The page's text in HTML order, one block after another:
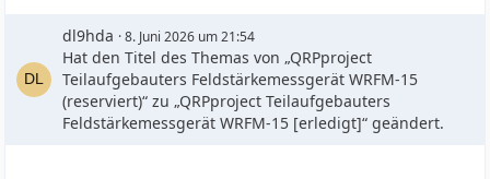
dl9hda 8. Juni 2026 um 21:54
Hat den Titel des Themas von „QRPproject
Teilaufgebauters Feldstärkemessgerät WRFM-15
(reserviert)“ zu „QRPproject Teilaufgebauters
Feldstärkemessgerät WRFM-15 [erledigt]“ geändert.